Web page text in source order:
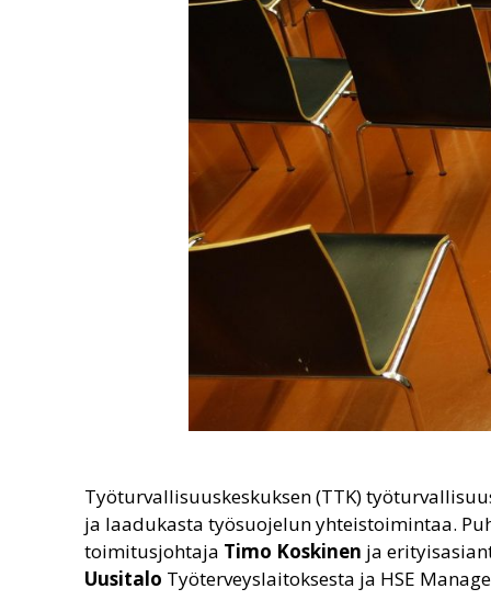
Työturvallisuuskeskuksen (TTK)
ja laadukasta työsuojelun yhteistoimintaa.
toimitusjohtaja Timo Koskinen ja
Uusitalo Työterveyslaitoksesta ja HSE